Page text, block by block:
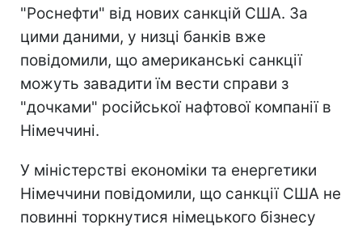
"Роснефти" від нових санкцій США. За
цими даними, у низці банків вже
повідомили, що американські санкції
можуть завадити їм вести справи з
"дочками" російської нафтової компанії в
Німеччині.
У міністерстві економіки та енергетики
Німеччини повідомили, що санкції США не
повинні торкнутися німецького бізнесу